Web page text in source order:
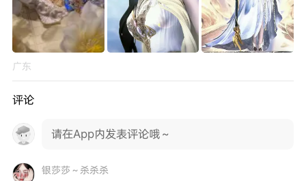
广东
评论
请在App内发表评论哦～
银莎莎～杀杀杀